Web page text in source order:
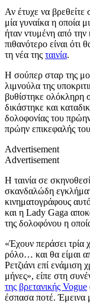
Αν έτυχε να βρεθείτε
μία γυναίκα η οποία
ήταν ντυμένη από την
πιθανότερο είναι ότι
τη νέα της ταινία.
Η σούπερ σταρ της
λιμνούλα της
βυθίστηκε ολόκληρη
δικάστηκε και
δολοφονίας του
πρώην επικεφαλής
Advertisement
Advertisement
Η ταινία σε
σκανδαλώδη
κινηματογράφους
και η Lady Gaga
της δολοφόνου η
«Έχουν περάσει τρία
ρόλο… και θα είμαι
Ρετζιάνι επί ενάμιση
μήνες», είπε στη
της βρετανικής Vogue
έσπασα ποτέ. Έμεινα